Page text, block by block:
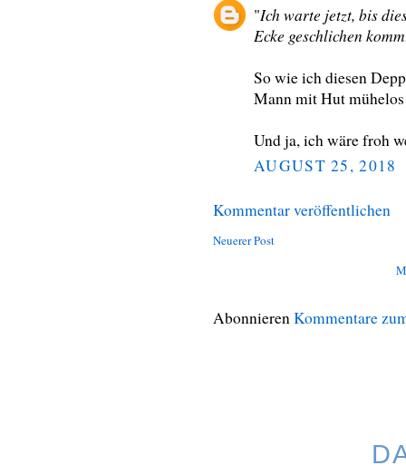
"Ich warte jetzt, bis
Ecke geschlichen
So wie ich diesen
Mann mit Hut
Und ja, ich wäre froh
AUGUST 25, 2018
Kommentar veröffentlichen
Neuerer Post
AbonnierenKommentare